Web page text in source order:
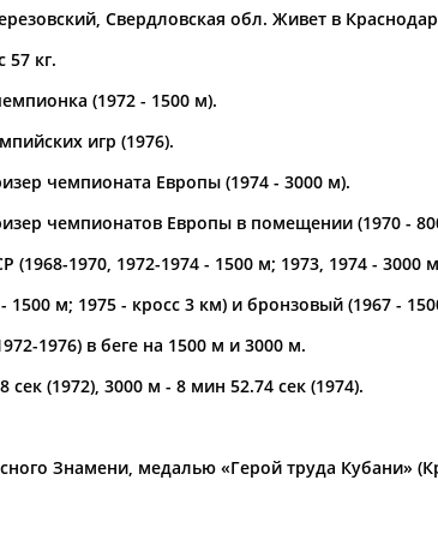
год
Свердловская обл. Живет в
57 кг.
(1972 - 1500 м).
игр (1976).
чемпионата Европы (1974 - 3000 м).
чемпионатов Европы в помещении (1970 -
(1968-1970, 1972-1974 - 1500 м; 1973, 1974 - 3000
1500 м; 1975 - кросс 3 км) и бронзовый (1967 -
1976) в беге на 1500 м и 3000 м.
(1972), 3000 м - 8 мин 52.74 сек (1974).
Знамени, медалью «Герой труда Кубани»